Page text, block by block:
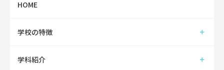
HOME
学校の特徴
学科紹介